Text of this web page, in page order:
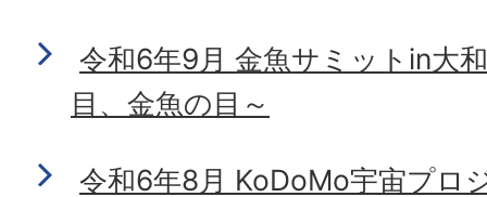
令和6年9月 金魚サミットin大
目、金魚の目～
令和6年8月 KoDoMo宇宙プロ